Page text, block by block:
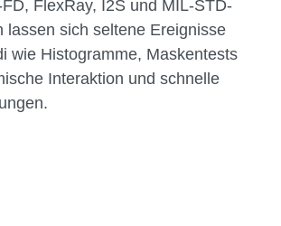
FlexRay, I2S und MIL-STD-
lassen sich seltene Ereignisse
wie Histogramme, Maskentests
Interaktion und schnelle